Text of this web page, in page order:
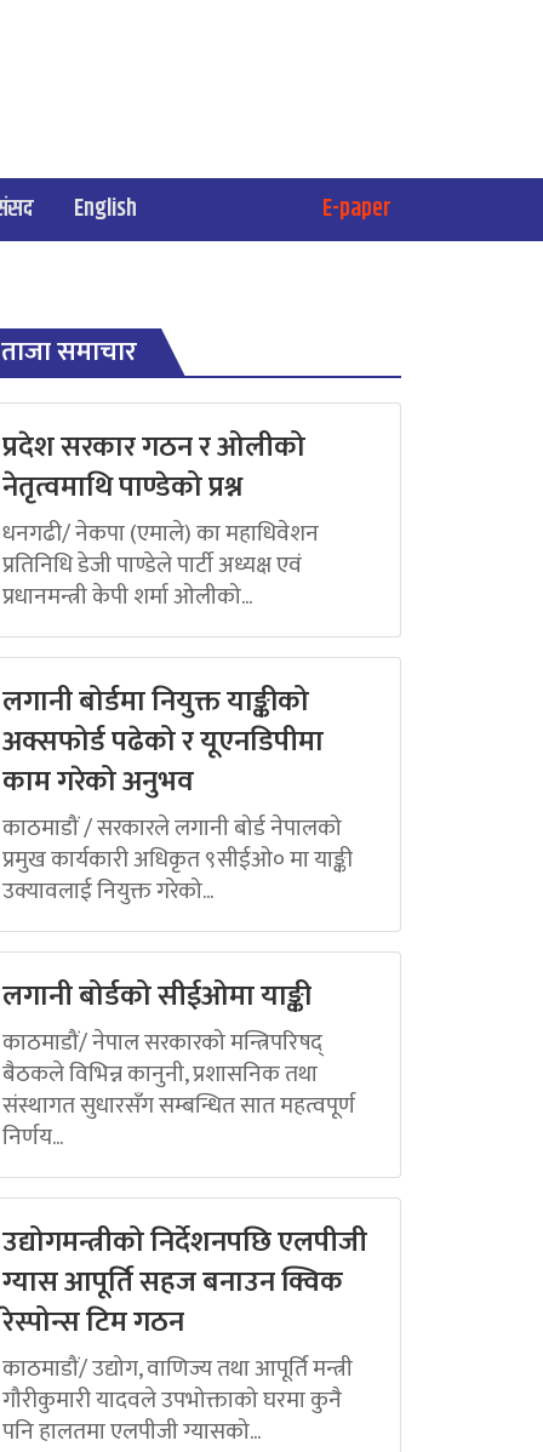
English E-paper
ताजा समाचार
प्रदेश सरकार गठन र ओलीको
नेतृत्वमाथि पाण्डेको प्रश्न
धनगढी/ नेकपा (एमाले) का महाधिवेशन
प्रतिनिधि डेजी पाण्डेले पार्टी अध्यक्ष एवं
प्रधानमन्त्री केपी शर्मा ओलीको...
लगानी बोर्डमा नियुक्त याङ्कीको
अक्सफोर्ड पढेको र यूएनडिपीमा
काम गरेको अनुभव
काठमाडौं / सरकारले लगानी बोर्ड नेपालको
प्रमुख कार्यकारी अधिकृत ९सीईओ० मा याङ्की
उक्यावलाई नियुक्त गरेको...
लगानी बोर्डको सीईओमा याङ्की
काठमाडौं/ नेपाल सरकारको मन्त्रिपरिषद्
बैठकले विभिन्न कानुनी, प्रशासनिक तथा
संस्थागत सुधारसँग सम्बन्धित सात महत्वपूर्ण
निर्णय...
उद्योगमन्त्रीको निर्देशनपछि एलपीजी
ग्यास आपूर्ति सहज बनाउन क्विक
रेस्पोन्स टिम गठन
काठमाडौं/ उद्योग, वाणिज्य तथा आपूर्ति मन्त्री
गौरीकुमारी यादवले उपभोक्ताको घरमा कुनै
पनि हालतमा एलपीजी ग्यासको...